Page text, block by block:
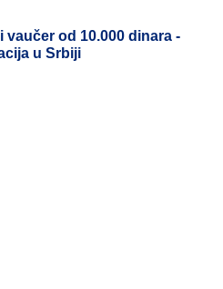
vaučer od 10.000 dinara -
u Srbiji